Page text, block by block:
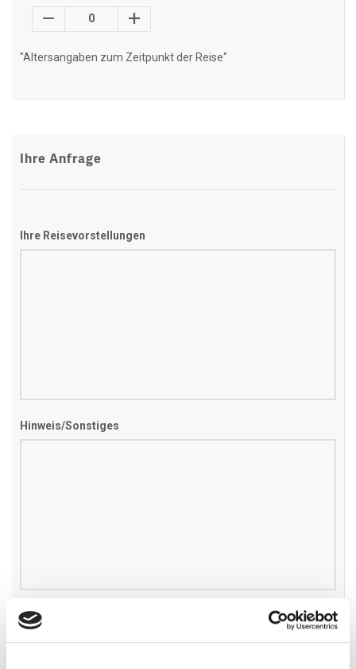
0
"Altersangaben zum Zeitpunkt der Reise"
Ihre Anfrage
Ihre Reisevorstellungen
Hinweis/Sonstiges